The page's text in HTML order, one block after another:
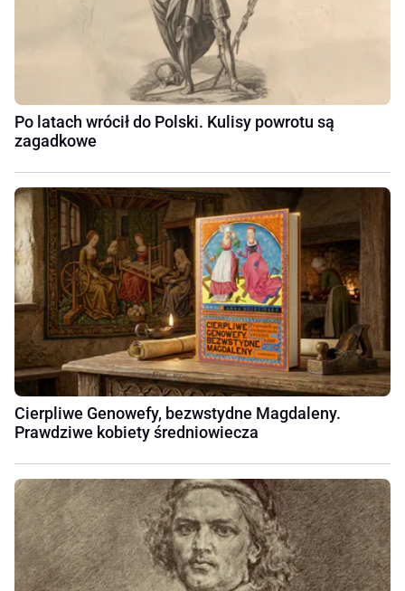
Po latach wrócił do Polski. Kulisy powrotu są
zagadkowe
Cierpliwe Genowefy, bezwstydne Magdaleny.
Prawdziwe kobiety średniowiecza